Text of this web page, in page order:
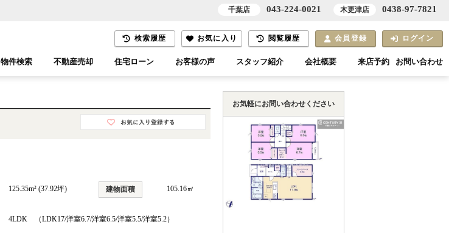
検索履歴 お気に入り 閲覧履歴 会員登録 ログイン
物件検索 不動産売却 住宅ローン お客様の声 スタッフ紹介 会社概要 来店予約 お問い合わせ
125.35m² (37.92坪) 建物面積 105.16㎡
4LDK （LDK17/洋室6.7/洋室6.5/洋室5.5/洋室5.2）
お気軽にお問い合わせください
千葉店 043-224-0021 木更津店 0438-97-7821